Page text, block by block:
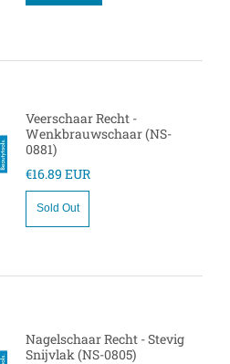
Veerschaar Recht -
Wenkbrauwschaar (NS-
0881)
€16.89 EUR
Sold Out
Nagelschaar Recht - Stevig
Snijvlak (NS-0805)